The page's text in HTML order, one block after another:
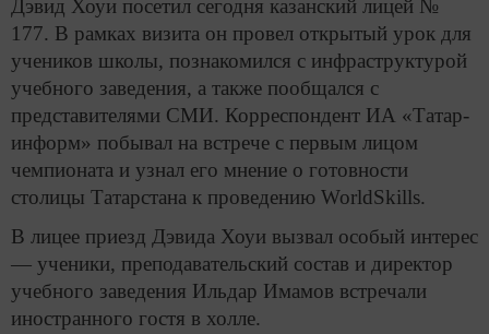
Дэвид Хоуи посетил сегодня казанский лицей №
177. В рамках визита он провел открытый урок для
учеников школы, познакомился с инфраструктурой
учебного заведения, а также пообщался с
представителями СМИ. Корреспондент ИА «Татар-
информ» побывал на встрече с первым лицом
чемпионата и узнал его мнение о готовности
столицы Татарстана к проведению WorldSkills.
В лицее приезд Дэвида Хоуи вызвал особый интерес
— ученики, преподавательский состав и директор
учебного заведения Ильдар Имамов встречали
иностранного гостя в холле.